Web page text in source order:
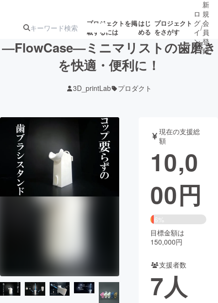
プロジェクトを掲
載するには
はじ
める
プロジェクト
をさがす
ジェクト
募集終了が近いプ
ロジェクト
音楽
テクノロジー・ガジェット ゲーム・
映像・映画 書籍・雑誌
チャレンジ
CAMPFIRE for Social Good
CAMPFIRE Creation
CAMPFIREふるさと納税machi-ya コミュニティ
ロ
グ
イ
ン
/
新
規
会
員
登
録
―FlowCase―ミニマリストの歯磨き
を快適・便利に！
3D_printLab プロダクト
現在の支援総
額
10,0
00円
6%
目標金額は
150,000円
支援者数
7人